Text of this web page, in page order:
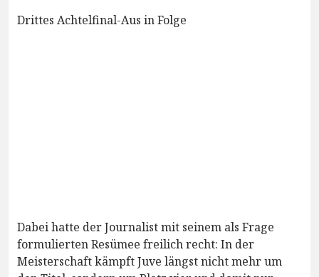
Drittes Achtelfinal-Aus in Folge
Dabei hatte der Journalist mit seinem als Frage
formulierten Resümee freilich recht: In der
Meisterschaft kämpft Juve längst nicht mehr um